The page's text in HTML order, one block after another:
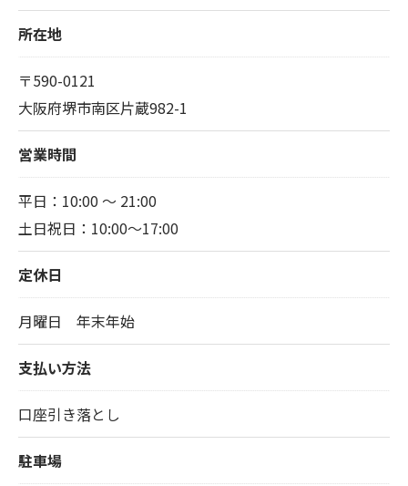
所在地
〒590-0121
大阪府堺市南区片蔵982-1
営業時間
平日：10:00 〜 21:00
土日祝日：10:00～17:00
定休日
月曜日 年末年始
支払い方法
口座引き落とし
駐車場